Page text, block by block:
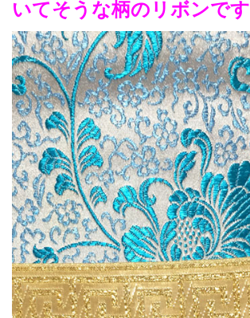
いてそうな柄のリボンです